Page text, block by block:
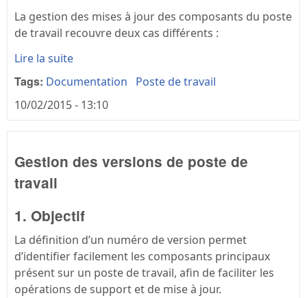
La gestion des mises à jour des composants du poste
de travail recouvre deux cas différents :
Lire la suite
Tags: Documentation
Poste de travail
10/02/2015 - 13:10
Gestion des versions de poste de
travail
1. Objectif
La définition d’un numéro de version permet
d’identifier facilement les composants principaux
présent sur un poste de travail, afin de faciliter les
opérations de support et de mise à jour.